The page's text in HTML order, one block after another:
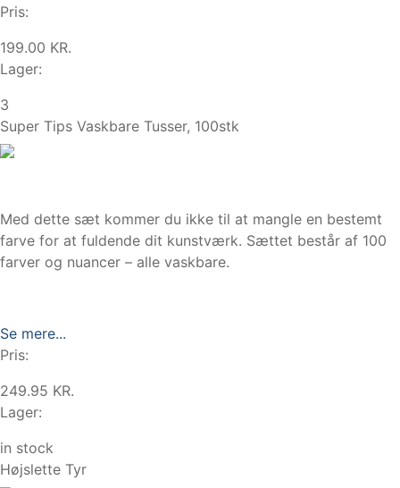
Pris:
199.00 KR.
Lager:
3
Super Tips Vaskbare Tusser, 100stk
Med dette sæt kommer du ikke til at mangle en bestemt
farve for at fuldende dit kunstværk. Sættet består af 100
farver og nuancer – alle vaskbare.
Se mere...
Pris:
249.95 KR.
Lager:
in stock
Højslette Tyr